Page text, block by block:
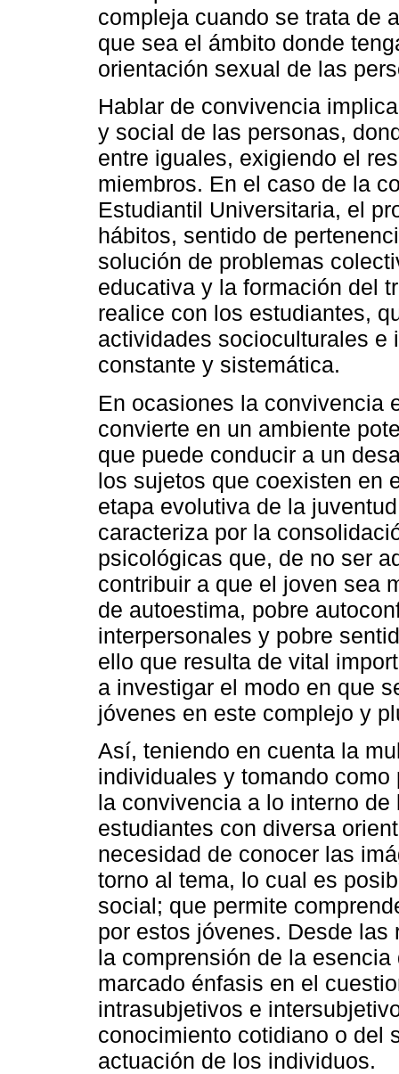
compleja cuando se trata de
que sea el ámbito donde
orientación sexual de las
Hablar de convivencia
y social de las personas,
entre iguales, exigiendo el
miembros. En el caso de la
Estudiantil Universitaria, el
hábitos, sentido de
solución de problemas
educativa y la formación del
realice con los estudiantes,
actividades socioculturales e
constante y sistemática.
En ocasiones la convivencia
convierte en un ambiente
que puede conducir a un
los sujetos que coexisten en
etapa evolutiva de la
caracteriza por la
psicológicas que, de no ser
contribuir a que el joven sea
de autoestima, pobre
interpersonales y pobre
ello que resulta de vital
a investigar el modo en que
jóvenes en este complejo y
Así, teniendo en cuenta la
individuales y tomando
la convivencia a lo interno
estudiantes con diversa
necesidad de conocer las
torno al tema, lo cual es
social; que permite
por estos jóvenes. Desde
la comprensión de la
marcado énfasis en el
intrasubjetivos e
conocimiento cotidiano o del
actuación de los individuos.